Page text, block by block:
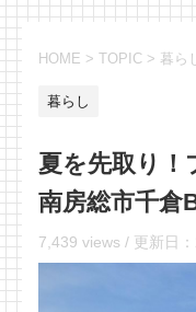
HOME > TOPIC > 暮ら
暮らし
夏を先取り！
南房総市千倉
7,439 views / 更新日：